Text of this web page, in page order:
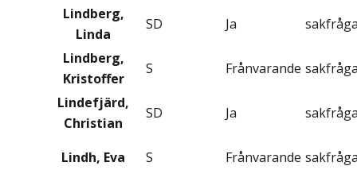
Lindberg,
Linda
SD Ja
Lindberg,
Kristoffer
S Frånvarande
Lindefjärd,
Christian
SD Ja
Lindh, Eva S Frånvarande